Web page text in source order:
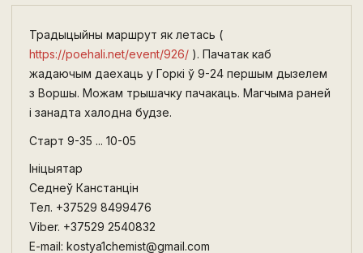
Традыцыйны маршрут як летась (
https://poehali.net/event/926/ ). Пачатак каб
жадаючым даехаць у Горкі ў 9-24 першым дызелем
з Воршы. Можам трышачку пачакаць. Магчыма раней
і занадта халодна будзе.
Старт 9-35 ... 10-05
Ініцыятар
Седнеў Канстанцін
Тел. +37529 8499476
Viber. +37529 2540832
E-mail: kostya1chemist@gmail.com